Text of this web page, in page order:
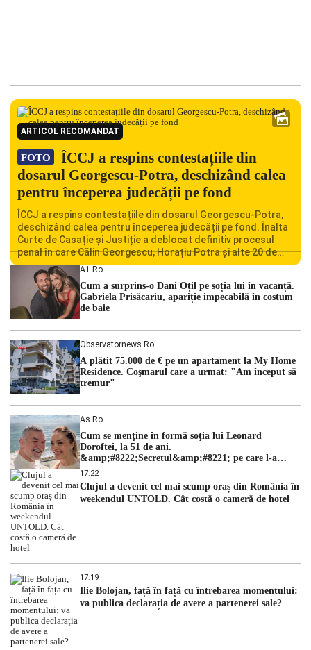
ARTICOL RECOMANDAT
FOTO
ÎCCJ a respins contestațiile din
dosarul Georgescu-Potra, deschizând calea
pentru începerea judecății pe fond
ÎCCJ a respins contestațiile din dosarul Georgescu-Potra,
deschizând calea pentru începerea judecății pe fond. Înalta
Curte de Casație și Justiție a deblocat definitiv procesul
penal în care Călin Georgescu, Horațiu Potra și alte 20 de
persoane sunt acuzați de acțiuni îndreptate împotriva
ordinii constituționale. În ședința din camera preliminară,
judecătorii de la instanța supremă au […]
A1.ro
Cum a surprins-o Dani Oțil pe soția lui în vacanță.
Gabriela Prisăcariu, apariție impecabilă în costum
de baie
Observatornews.ro
A plătit 75.000 de € pe un apartament la My Home
Residence. Coşmarul care a urmat: "Am început să
tremur"
As.ro
Cum se menţine în formă soţia lui Leonard
Doroftei, la 51 de ani.
&amp;#8222;Secretul&amp;#8221; pe care l-a
dezvăluit
17:22
Clujul a devenit cel mai scump oraș din România în
weekendul UNTOLD. Cât costă o cameră de hotel
17:19
Ilie Bolojan, față în față cu întrebarea momentului:
va publica declarația de avere a partenerei sale?